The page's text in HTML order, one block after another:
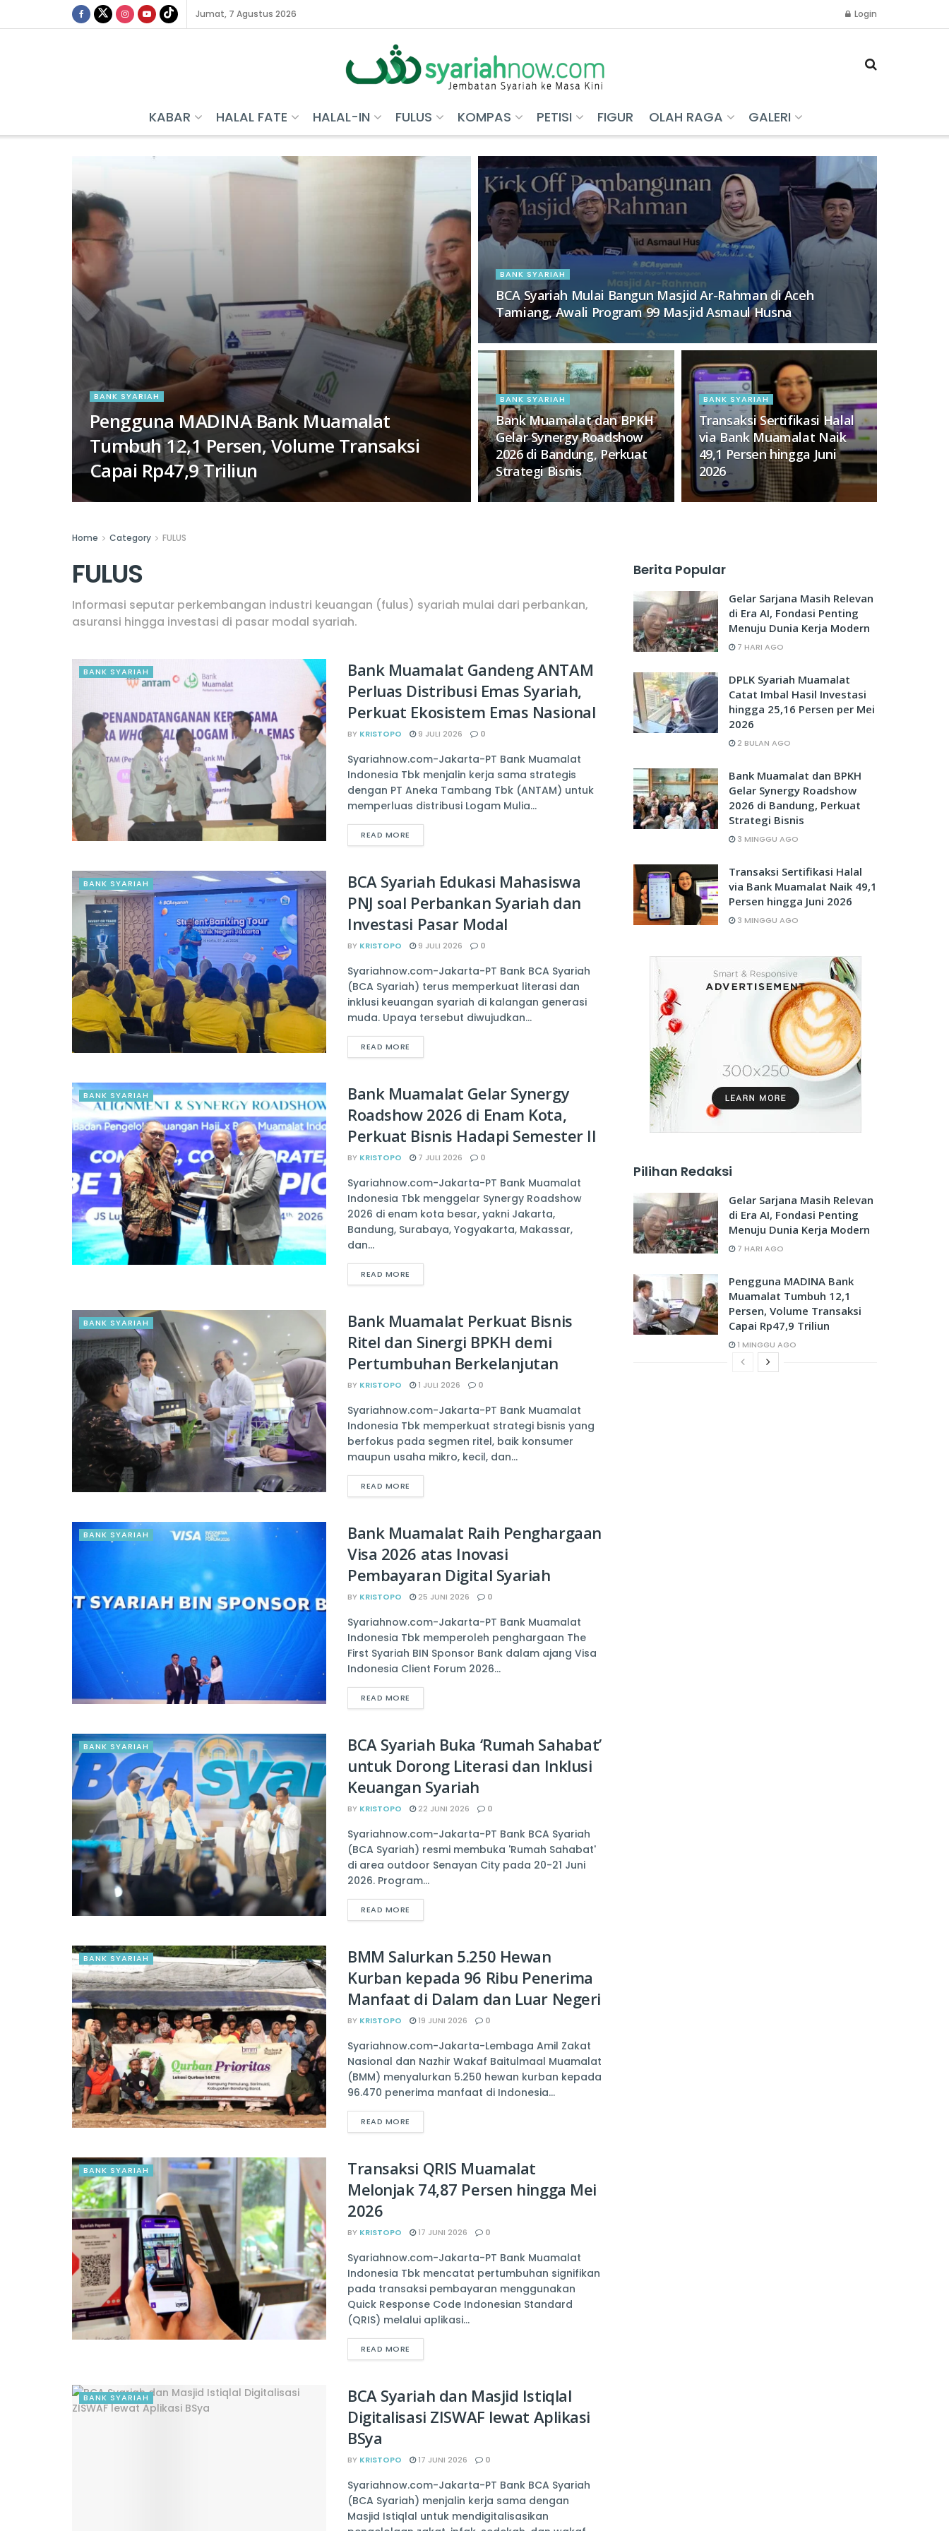
Jumat, 7 Agustus 2026 Login
KABAR HALAL FATE HALAL-IN FULUS KOMPAS PETISI FIGUR OLAH RAGA GALERI
BANK SYARIAH
Pengguna MADINA Bank Muamalat
Tumbuh 12,1 Persen, Volume Transaksi
Capai Rp47,9 Triliun
BANK SYARIAH
BCA Syariah Mulai Bangun Masjid Ar-Rahman di Aceh
Tamiang, Awali Program 99 Masjid Asmaul Husna
BANK SYARIAH
Bank Muamalat dan BPKH
Gelar Synergy Roadshow
2026 di Bandung, Perkuat
Strategi Bisnis
BANK SYARIAH
Transaksi Sertifikasi Halal
via Bank Muamalat Naik
49,1 Persen hingga Juni
2026
Home Category FULUS
FULUS
Informasi seputar perkembangan industri keuangan (fulus) syariah mulai dari perbankan,
asuransi hingga investasi di pasar modal syariah.
BANK SYARIAH
Bank Muamalat Gandeng ANTAM
Perluas Distribusi Emas Syariah,
Perkuat Ekosistem Emas Nasional
BY KRISTOPO 9 JULI 2026 0
Syariahnow.com-Jakarta-PT Bank Muamalat
Indonesia Tbk menjalin kerja sama strategis
dengan PT Aneka Tambang Tbk (ANTAM) untuk
memperluas distribusi Logam Mulia...
READ MORE
BANK SYARIAH
BCA Syariah Edukasi Mahasiswa
PNJ soal Perbankan Syariah dan
Investasi Pasar Modal
BY KRISTOPO 9 JULI 2026 0
Syariahnow.com-Jakarta-PT Bank BCA Syariah
(BCA Syariah) terus memperkuat literasi dan
inklusi keuangan syariah di kalangan generasi
muda. Upaya tersebut diwujudkan...
READ MORE
BANK SYARIAH
Bank Muamalat Gelar Synergy
Roadshow 2026 di Enam Kota,
Perkuat Bisnis Hadapi Semester II
BY KRISTOPO 7 JULI 2026 0
Syariahnow.com-Jakarta-PT Bank Muamalat
Indonesia Tbk menggelar Synergy Roadshow
2026 di enam kota besar, yakni Jakarta,
Bandung, Surabaya, Yogyakarta, Makassar,
dan...
READ MORE
BANK SYARIAH
Bank Muamalat Perkuat Bisnis
Ritel dan Sinergi BPKH demi
Pertumbuhan Berkelanjutan
BY KRISTOPO 1 JULI 2026 0
Syariahnow.com-Jakarta-PT Bank Muamalat
Indonesia Tbk memperkuat strategi bisnis yang
berfokus pada segmen ritel, baik konsumer
maupun usaha mikro, kecil, dan...
READ MORE
BANK SYARIAH
Bank Muamalat Raih Penghargaan
Visa 2026 atas Inovasi
Pembayaran Digital Syariah
BY KRISTOPO 25 JUNI 2026 0
Syariahnow.com-Jakarta-PT Bank Muamalat
Indonesia Tbk memperoleh penghargaan The
First Syariah BIN Sponsor Bank dalam ajang Visa
Indonesia Client Forum 2026...
READ MORE
BANK SYARIAH
BCA Syariah Buka ‘Rumah Sahabat’
untuk Dorong Literasi dan Inklusi
Keuangan Syariah
BY KRISTOPO 22 JUNI 2026 0
Syariahnow.com-Jakarta-PT Bank BCA Syariah
(BCA Syariah) resmi membuka 'Rumah Sahabat'
di area outdoor Senayan City pada 20-21 Juni
2026. Program...
READ MORE
BANK SYARIAH
BMM Salurkan 5.250 Hewan
Kurban kepada 96 Ribu Penerima
Manfaat di Dalam dan Luar Negeri
BY KRISTOPO 19 JUNI 2026 0
Syariahnow.com-Jakarta-Lembaga Amil Zakat
Nasional dan Nazhir Wakaf Baitulmaal Muamalat
(BMM) menyalurkan 5.250 hewan kurban kepada
96.470 penerima manfaat di Indonesia...
READ MORE
BANK SYARIAH
Transaksi QRIS Muamalat
Melonjak 74,87 Persen hingga Mei
2026
BY KRISTOPO 17 JUNI 2026 0
Syariahnow.com-Jakarta-PT Bank Muamalat
Indonesia Tbk mencatat pertumbuhan signifikan
pada transaksi pembayaran menggunakan
Quick Response Code Indonesian Standard
(QRIS) melalui aplikasi...
READ MORE
BANK SYARIAH
BCA Syariah dan Masjid Istiqlal
Digitalisasi ZISWAF lewat Aplikasi
BSya
BY KRISTOPO 17 JUNI 2026 0
Syariahnow.com-Jakarta-PT Bank BCA Syariah
(BCA Syariah) menjalin kerja sama dengan
Masjid Istiqlal untuk mendigitalisasikan
Berita Popular
Gelar Sarjana Masih Relevan
di Era AI, Fondasi Penting
Menuju Dunia Kerja Modern
7 HARI AGO
DPLK Syariah Muamalat
Catat Imbal Hasil Investasi
hingga 25,16 Persen per Mei
2026
2 BULAN AGO
Bank Muamalat dan BPKH
Gelar Synergy Roadshow
2026 di Bandung, Perkuat
Strategi Bisnis
3 MINGGU AGO
Transaksi Sertifikasi Halal
via Bank Muamalat Naik 49,1
Persen hingga Juni 2026
3 MINGGU AGO
Pilihan Redaksi
Gelar Sarjana Masih Relevan
di Era AI, Fondasi Penting
Menuju Dunia Kerja Modern
7 HARI AGO
Pengguna MADINA Bank
Muamalat Tumbuh 12,1
Persen, Volume Transaksi
Capai Rp47,9 Triliun
1 MINGGU AGO